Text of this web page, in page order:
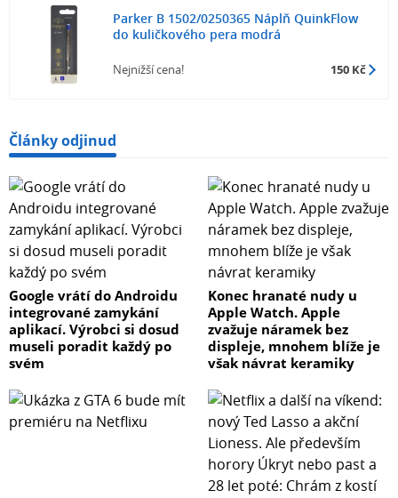
Parker B 1502/0250365 Náplň QuinkFlow
do kuličkového pera modrá
Nejnižší cena! 150 Kč
Články odjinud
Google vrátí do Androidu
integrované zamykání
aplikací. Výrobci si dosud
museli poradit každý po
svém
Konec hranaté nudy u
Apple Watch. Apple
zvažuje náramek bez
displeje, mnohem blíže je
však návrat keramiky